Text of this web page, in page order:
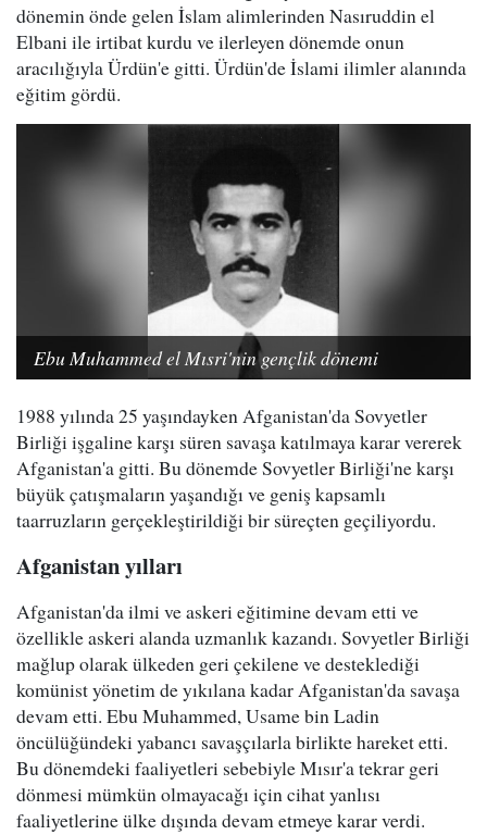
dönemin önde gelen İslam alimlerinden Nasıruddin el
Elbani ile irtibat kurdu ve ilerleyen dönemde onun
aracılığıyla Ürdün'e gitti. Ürdün'de İslami ilimler alanında
eğitim gördü.
Ebu Muhammed el Mısri'nin gençlik dönemi
1988 yılında 25 yaşındayken Afganistan'da Sovyetler
Birliği işgaline karşı süren savaşa katılmaya karar vererek
Afganistan'a gitti. Bu dönemde Sovyetler Birliği'ne karşı
büyük çatışmaların yaşandığı ve geniş kapsamlı
taarruzların gerçekleştirildiği bir süreçten geçiliyordu.
Afganistan yılları
Afganistan'da ilmi ve askeri eğitimine devam etti ve
özellikle askeri alanda uzmanlık kazandı. Sovyetler Birliği
mağlup olarak ülkeden geri çekilene ve desteklediği
komünist yönetim de yıkılana kadar Afganistan'da savaşa
devam etti. Ebu Muhammed, Usame bin Ladin
öncülüğündeki yabancı savaşçılarla birlikte hareket etti.
Bu dönemdeki faaliyetleri sebebiyle Mısır'a tekrar geri
dönmesi mümkün olmayacağı için cihat yanlısı
faaliyetlerine ülke dışında devam etmeye karar verdi.